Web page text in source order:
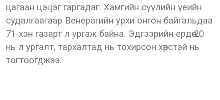
цагаан цэцэг гаргадаг. Хамгийн сүүлийн үеийн
судалгаагаар Венерагийн урхи онгон байгальдаа
71-хэн газарт л ургаж байна. Эдгээрийн ердөө 20
нь л ургалт, тархалтад нь тохирсон хөрстэй нь
тогтоогджээ.